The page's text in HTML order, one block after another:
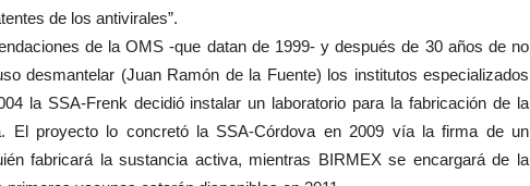
de los antivirales”.
de la OMS -que datan de 1999- y después de 30 años de no
desmantelar (Juan Ramón de la Fuente) los institutos especializados
la SSA-Frenk decidió instalar un laboratorio para la fabricación de la
El proyecto lo concretó la SSA-Córdova en 2009 vía la firma de un
fabricará la sustancia activa, mientras BIRMEX se encargará de la